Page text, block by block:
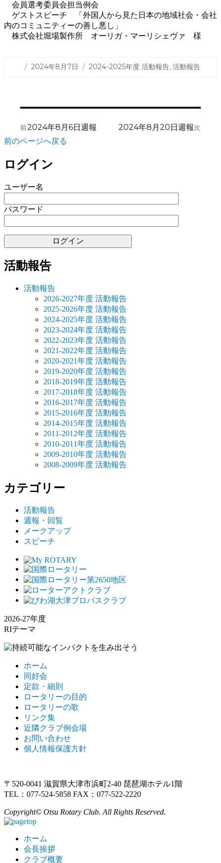
会員選考委員会担当例会
ゲストスピーチ 「外国人から見た日本の地域社会・会社
内のコミュニティーの善し悪し」
株式会社堀場製作所 オーリガ・マーリシェヴァ 様
投
2024年8月7日
カ
ー
2024-2025年度 活動報告, 活動報告
稿
ナ
ビ
ー
シ
ョ
前前
稿:
2024年8月6日週報 次
2024年8月20日週報
前のページへ戻る
ログイン
ユーザー名
パスワード
活動報告
活動報告
2026-2027年度 活動報告
2025-2026年度 活動報告
2024-2025年度 活動報告
2023-2024年度 活動報告
2022-2023年度 活動報告
2021-2022年度 活動報告
2020-2021年度 活動報告
2019-2020年度 活動報告
2018-2019年度 活動報告
2017-2018年度 活動報告
2016-2017年度 活動報告
2015-2016年度 活動報告
2014-2015年度 活動報告
2011-2012年度 活動報告
2010-2011年度 活動報告
2009-2010年度 活動報告
2008-2009年度 活動報告
カテゴリー
活動報告
週報・回覧
メークアップ
スピーチ
2026-27年度
RIテーマ
ホーム
同好会
定款・細則
ロータリーの目的
ロータリーの歌
リンク集
近隣クラブ例会場
お問い合わせ
個人情報保護方針
〒520-0041 滋賀県大津市浜町2-40 琵琶湖ホテル1階
TEL：077-524-5858 FAX：077-522-2220
Copyright© Otsu Rotary Club. All Rights Reserved.
ホーム
会長挨拶
クラブ概要